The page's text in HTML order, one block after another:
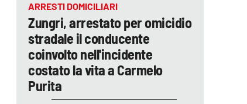
ARRESTI DOMICILIARI
Zungri, arrestato per omicidio
stradale il conducente
coinvolto nell'incidente
costato la vita a Carmelo
Purita